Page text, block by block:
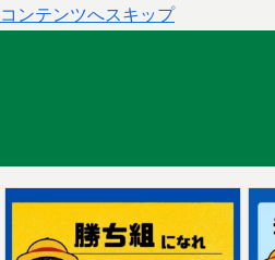
コンテンツへスキップ